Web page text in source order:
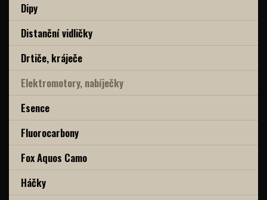
Dipy
Distanční vidličky
Drtiče, kráječe
Elektromotory, nabíječky
Esence
Fluorocarbony
Fox Aquos Camo
Háčky